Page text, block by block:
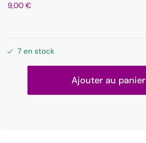
9,00 €
7 en stock
Ajouter au panier